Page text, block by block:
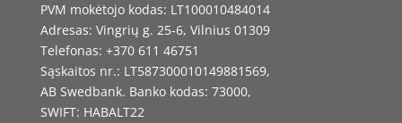
PVM mokėtojo kodas: LT100010484014
Adresas: Vingrių g. 25-6, Vilnius 01309
Telefonas: +370 611 46751
Sąskaitos nr.: LT587300010149881569,
AB Swedbank. Banko kodas: 73000,
SWIFT: HABALT22